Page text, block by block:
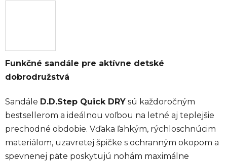
Funkčné sandále pre aktívne detské
dobrodružstvá
Sandále D.D.Step Quick DRY sú každoročným
bestsellerom a ideálnou voľbou na letné aj teplejšie
prechodné obdobie. Vďaka ľahkým, rýchloschnúcim
materiálom, uzavretej špičke s ochranným okopom a
spevnenej päte poskytujú nohám maximálne